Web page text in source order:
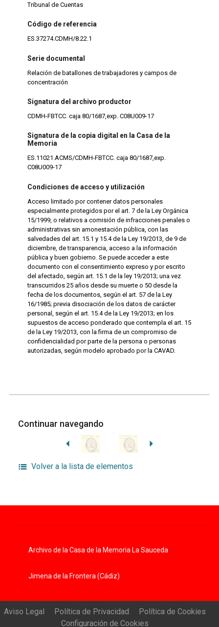
Tribunal de Cuentas
Código de referencia
ES.37274.CDMH/8.22.1
Serie documental
Relación de batallones de trabajadores y campos de
concentración
Signatura del archivo productor
CDMH-FBTCC. caja 80/1687,exp. C08U009-17
Signatura de la copia digital en la Casa de la
Memoria
ES.11021.ACMS/CDMH-FBTCC. caja 80/1687,exp.
C08U009-17
Condiciones de acceso y utilización
Acceso limitado por contener datos personales
especialmente protegidos por el art. 7 de la Ley Orgánica
15/1999, o relativos a comisión de infracciones penales o
administrativas sin amonestación pública, con las
salvedades del art. 15.1 y 15.4 de la Ley 19/2013, de 9 de
diciembre, de transparencia, acceso a la información
pública y buen gobierno. Se puede acceder a este
documento con el consentimiento expreso y por escrito
del afectado, según art. 15.1 de la ley 19/2013; una vez
transcurridos 25 años desde su muerte o 50 desde la
fecha de los documentos, según el art. 57 de la Ley
16/1985; previa disociación de los datos de carácter
personal, según el art. 15.4 de la Ley 19/2013; en los
supuestos de acceso ponderado que contempla el art. 15
de la Ley 19/2013, con la firma de un compromiso de
confidencialidad por parte de la persona o personas
autorizadas, según modelo aprobado por la CAVAD.
Continuar navegando
Volver a la lista de elementos
Archivo de la Casa de la Memoria La Sauceda
Jimena de la Frontera (Cádiz)
Aviso Legal Política de Privacidad
Política de Cookies
Configuración de Cookies